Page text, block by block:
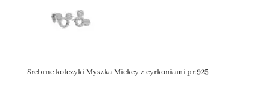
Srebrne kolczyki Myszka Mickey z cyrkoniami pr.925